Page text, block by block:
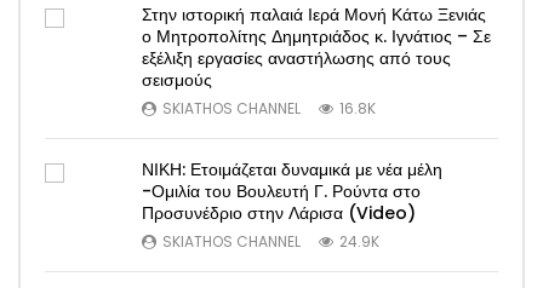
Στην ιστορική παλαιά Ιερά Μονή Κάτω Ξενιάς
ο Μητροπολίτης Δημητριάδος κ. Ιγνάτιος – Σε
εξέλιξη εργασίες αναστήλωσης από τους
σεισμούς
SKIATHOS CHANNEL 16.8K
ΝΙΚΗ: Ετοιμάζεται δυναμικά με νέα μέλη
-Ομιλία του Βουλευτή Γ. Ρούντα στο
Προσυνέδριο στην Λάρισα (Video)
SKIATHOS CHANNEL 24.9K